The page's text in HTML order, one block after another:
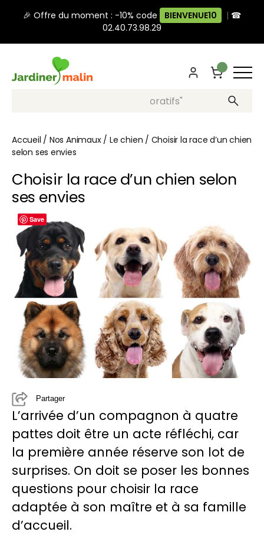
🎉 Offre du moment : -10% code BIENVENUE10 | ☎
02.40.73.98.29
Recherche, ex: "pots décoratifs"
Accueil / Nos Animaux/ Le chien / Choisir la race d’un chien
selon ses envies
Choisir la race d’un chien selon
ses envies
Partager
L’arrivée d’un compagnon à quatre
pattes doit être un acte réfléchi, car
la première année réserve son lot de
surprises. On doit se poser les bonnes
questions pour choisir la race
adaptée à son maître et à sa famille
d’accueil.
Save